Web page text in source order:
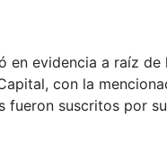
en evidencia a raíz de
con la
fueron suscritos por